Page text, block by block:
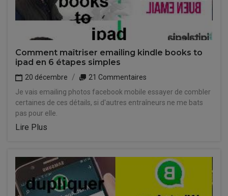
Comment maîtriser emailing kindle books to
ipad en 6 étapes simples
20 décembre
21 Commentaires
Je vais emailing photos facebook mobile essayer de combler
certaines de ces détails, si d'autres entraîneurs ne me bats
pas pour elle.
Lire Plus